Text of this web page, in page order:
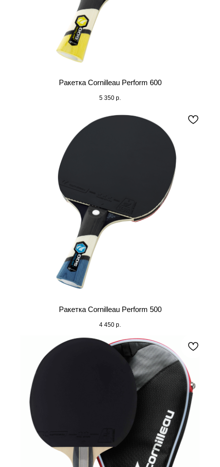
Ракетка Cornilleau Perform 600
5 350 р.
Ракетка Cornilleau Perform 500
4 450 р.